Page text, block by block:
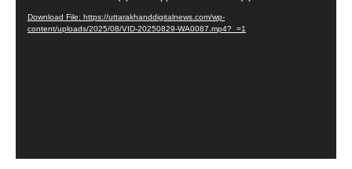
Download File: https://uttarakhanddigitalnews.com/wp-
content/uploads/2025/08/VID-20250829-WA0087.mp4?_=1